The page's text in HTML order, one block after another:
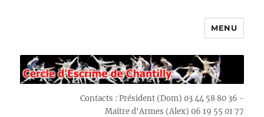
MENU
Contacts : Président (Dom) 03 44 58 80 36 -
Maitre d'Armes (Alex) 06 19 55 01 77